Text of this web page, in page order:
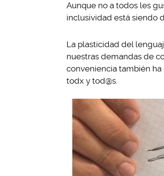
Aunque no a todos les
inclusividad está siendo
La plasticidad del
nuestras demandas de
conveniencia también
todx y tod@s.